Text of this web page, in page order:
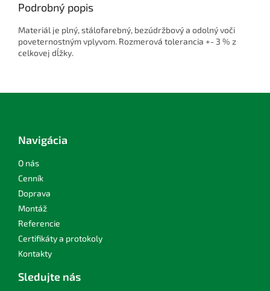
Podrobný popis
Materiál je plný, stálofarebný, bezúdržbový a odolný voči
poveternostným vplyvom. Rozmerová tolerancia +- 3 % z
celkovej dĺžky.
Navigácia
O nás
Cenník
Doprava
Montáž
Referencie
Certifikáty a protokoly
Kontakty
Sledujte nás